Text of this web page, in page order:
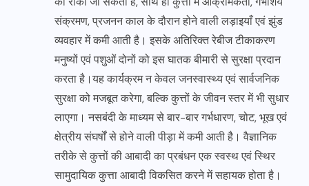
संक्रमण, प्रजनन काल के दौरान होने वाली लड़ाइयाँ एवं झुंड
व्यवहार में कमी आती है। इसके अतिरिक्त रेबीज टीकाकरण
मनुष्यों एवं पशुओं दोनों को इस घातक बीमारी से सुरक्षा प्रदान
करता है।यह कार्यक्रम न केवल जनस्वास्थ्य एवं सार्वजनिक
सुरक्षा को मजबूत करेगा, बल्कि कुत्तों के जीवन स्तर में भी सुधार
लाएगा। नसबंदी के माध्यम से बार-बार गर्भधारण, चोट, भूख एवं
क्षेत्रीय संघर्षों से होने वाली पीड़ा में कमी आती है। वैज्ञानिक
तरीके से कुत्तों की आबादी का प्रबंधन एक स्वस्थ एवं स्थिर
सामुदायिक कुत्ता आबादी विकसित करने में सहायक होता है।